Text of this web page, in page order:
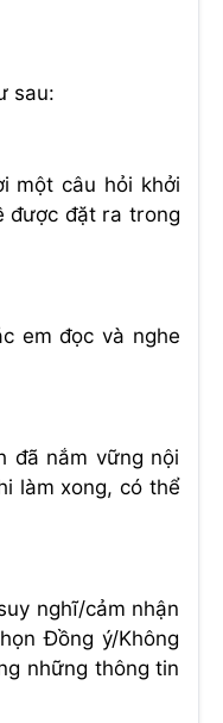
sau:
một câu hỏi khởi
được đặt ra trong
em đọc và nghe
đã nắm vững nội
làm xong, có thể
nghĩ/cảm nhận
Đồng ý/Không
những thông tin